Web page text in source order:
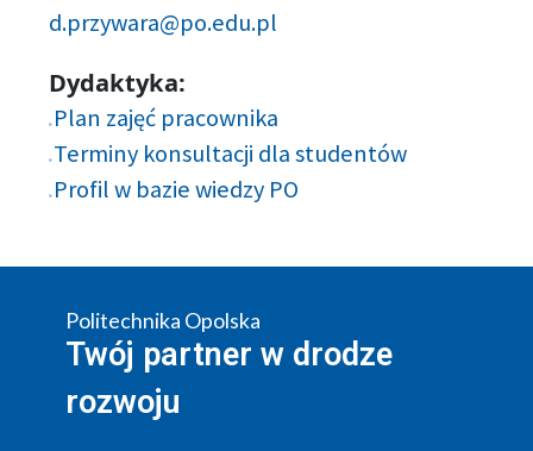
d.przywara@po.edu.pl
Dydaktyka:
Plan zajęć pracownika
Terminy konsultacji dla studentów
Profil w bazie wiedzy PO
Politechnika Opolska
Twój partner w drodze
rozwoju